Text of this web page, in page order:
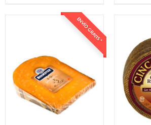
ENVÍO GRATIS *